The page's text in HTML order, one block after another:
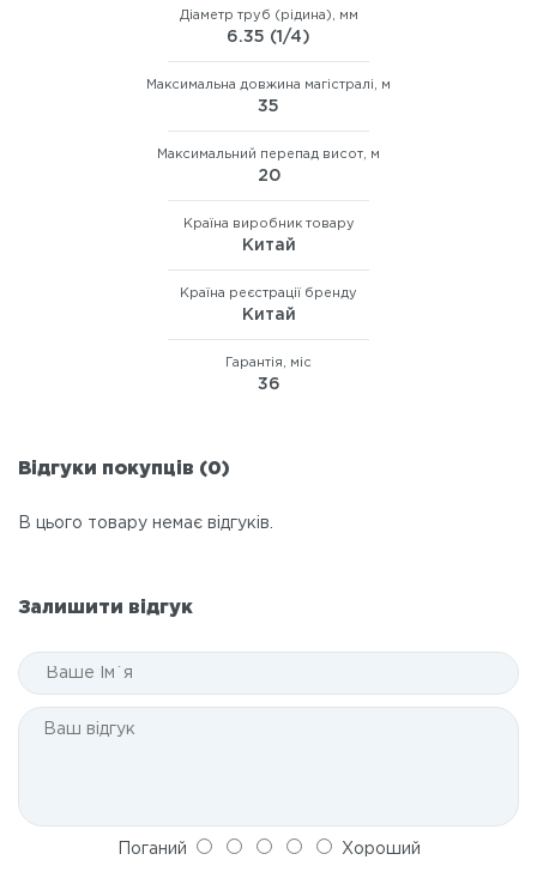
Діаметр труб (рідина), мм
6.35 (1/4)
Максимальна довжина магістралі, м
35
Максимальний перепад висот, м
20
Країна виробник товару
Китай
Країна реєстрації бренду
Китай
Гарантія, міс
36
Відгуки покупців (0)
В цього товару немає відгуків.
Залишити відгук
Поганий Хороший